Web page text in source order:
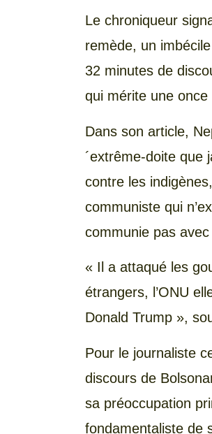
Le chroniqueur
remède, un
32 minutes de
qui mérite une
Dans son article,
´extrême-doite que
contre les
communiste qui
communie pas
« Il a attaqué les
étrangers, l’ONU
Donald Trump »,
Pour le journaliste
discours de
sa préoccupation
fondamentaliste de